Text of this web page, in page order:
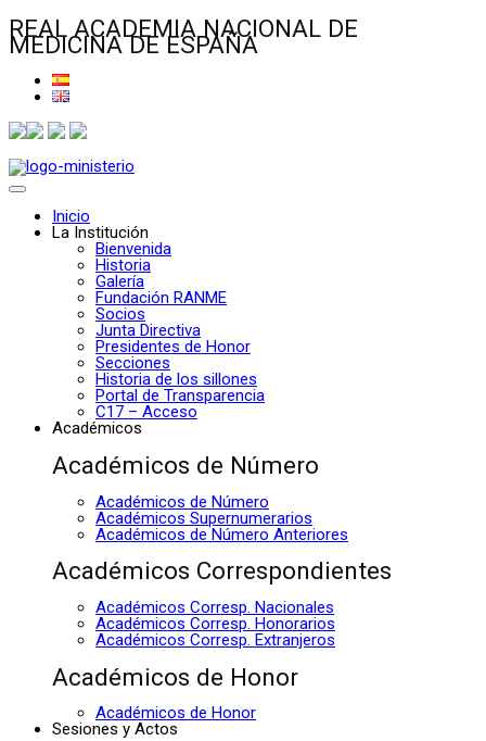
REAL ACADEMIA NACIONAL DE
MEDICINA DE ESPAÑA
Inicio
La Institución
Bienvenida
Historia
Galería
Fundación RANME
Socios
Junta Directiva
Presidentes de Honor
Secciones
Historia de los sillones
Portal de Transparencia
C17 – Acceso
Académicos
Académicos de Número
Académicos de Número
Académicos Supernumerarios
Académicos de Número Anteriores
Académicos Correspondientes
Académicos Corresp. Nacionales
Académicos Corresp. Honorarios
Académicos Corresp. Extranjeros
Académicos de Honor
Académicos de Honor
Sesiones y Actos